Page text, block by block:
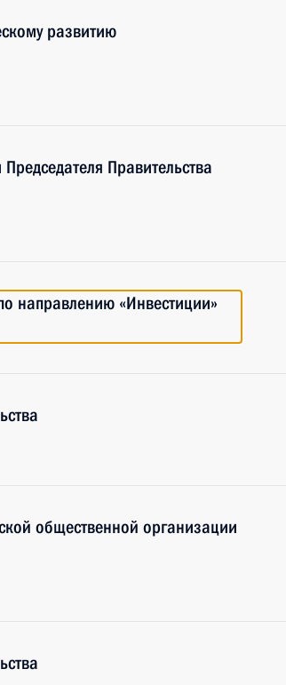
развитию
Правительства
направлению «Инвестиции»
общественной организации